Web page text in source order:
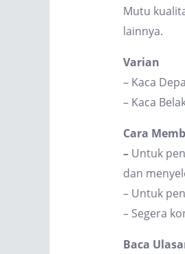
Mutu
lainnya.
Varian
– Kaca
– Kaca
Cara
– Untuk
dan
– Untuk
– Segera
Baca